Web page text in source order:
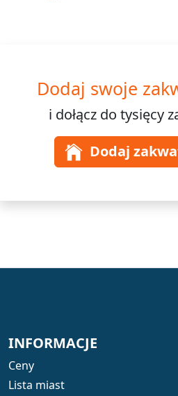
Dodaj swoje
i dołącz do tysięcy
Dodaj
INFORMACJE
Ceny
Lista miast